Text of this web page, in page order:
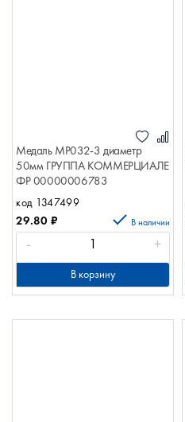
Медаль МР032-3 диаметр
50мм ГРУППА КОММЕРЦИАЛЕ
ФР 00000006783
код 1347499
29.80 ₽ В наличии
- +
В корзину